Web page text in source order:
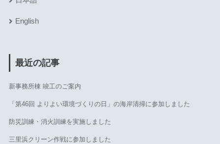
English
最近の記事
新事務所棟 竣工のご案内
「第46回 よりよい環境づくりの日」の海岸清掃に参加しました
防災訓練・消火訓練を実施しました
三里浜クリーン作戦に参加しました